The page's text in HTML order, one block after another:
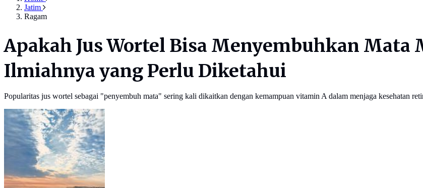
Jatim
Ragam
Apakah Jus Wortel Bisa Menyembuhkan Mata
Ilmiahnya yang Perlu Diketahui
Popularitas jus wortel sebagai "penyembuh mata" sering kali dikaitkan dengan kemampuan vitamin A dalam menjaga kesehatan